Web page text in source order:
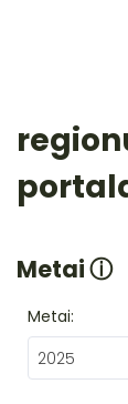
Metaiⓘ
Metai:
2025